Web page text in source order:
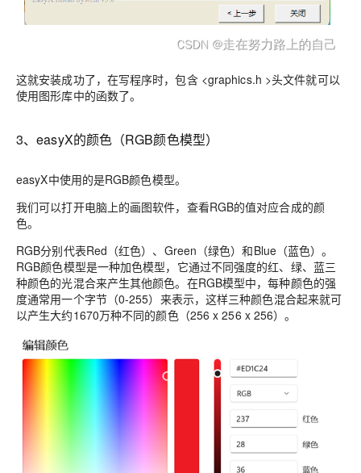
这就安装成功了，在写程序时，包含 <graphics.h >头文件就可以
使用图形库中的函数了。
3、easyX的颜色（RGB颜色模型）
easyX中使用的是RGB颜色模型。
我们可以打开电脑上的画图软件，查看RGB的值对应合成的颜
色。
RGB分别代表Red（红色）、Green（绿色）和Blue（蓝色）。
RGB颜色模型是一种加色模型，它通过不同强度的红、绿、蓝三
种颜色的光混合来产生其他颜色。在RGB模型中，每种颜色的强
度通常用一个字节（0-255）来表示，这样三种颜色混合起来就可
以产生大约1670万种不同的颜色（256 x 256 x 256）。